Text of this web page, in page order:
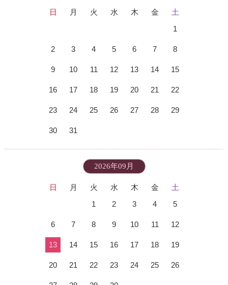
日 月 火 水 木 金
土
1
2 3 4 5 6 7 8
9 10 11 12 13 14 15
16 17 18 19 20 21 22
23 24 25 26 27 28 29
30 31
2026年09月
日 月 火 水 木 金
土
1
2 3 4 5
6 7 8 9 10 11 12
13 14 15 16 17 18 19
20 21 22 23 24 25 26